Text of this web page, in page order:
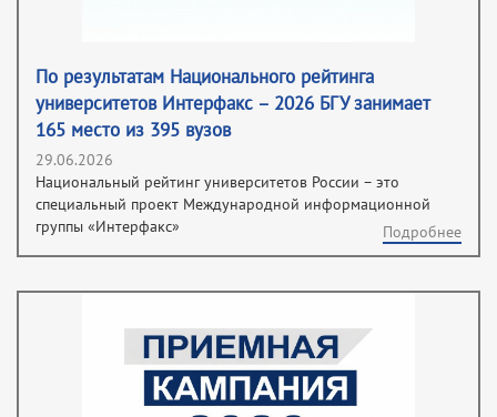
По результатам Национального рейтинга
университетов Интерфакс – 2026 БГУ занимает
165 место из 395 вузов
29.06.2026
Национальный рейтинг университетов России – это
специальный проект Международной информационной
группы «Интерфакс»
Подробнее